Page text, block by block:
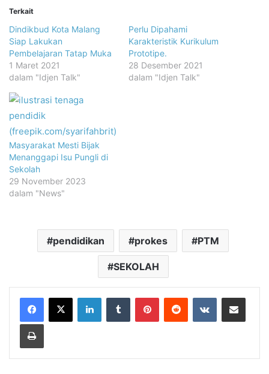
Terkait
Dindikbud Kota Malang
Siap Lakukan
Pembelajaran Tatap Muka
1 Maret 2021
dalam "Idjen Talk"
Perlu Dipahami
Karakteristik Kurikulum
Prototipe.
28 Desember 2021
dalam "Idjen Talk"
Masyarakat Mesti Bijak
Menanggapi Isu Pungli di
Sekolah
29 November 2023
dalam "News"
pendidikan prokes PTM
SEKOLAH
LinkedInTumblr PinterestReddit VKontakteShare via Email
Print